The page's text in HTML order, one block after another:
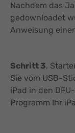
Nachdem das
gedownloadet
Anweisung
Schritt 3.
Sie vom USB-
iPad in den
Programm Ihr